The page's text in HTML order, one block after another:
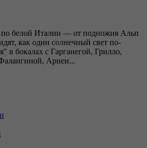
по белой Италии — от подножия Альп
как один солнечный свет по-
в бокалах с Гарганегой, Грилло,
Арнеи...